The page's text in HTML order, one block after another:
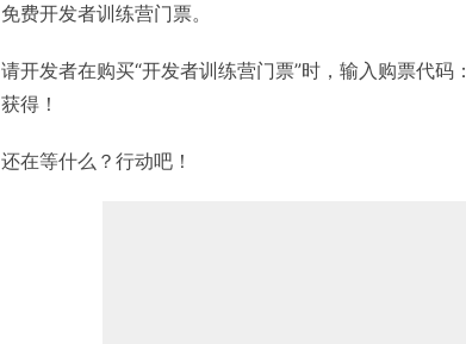
免费开发者训练营门票。
请开发者在购买“开发者训练营门票”时，输入购票代码：
获得！
还在等什么？行动吧！